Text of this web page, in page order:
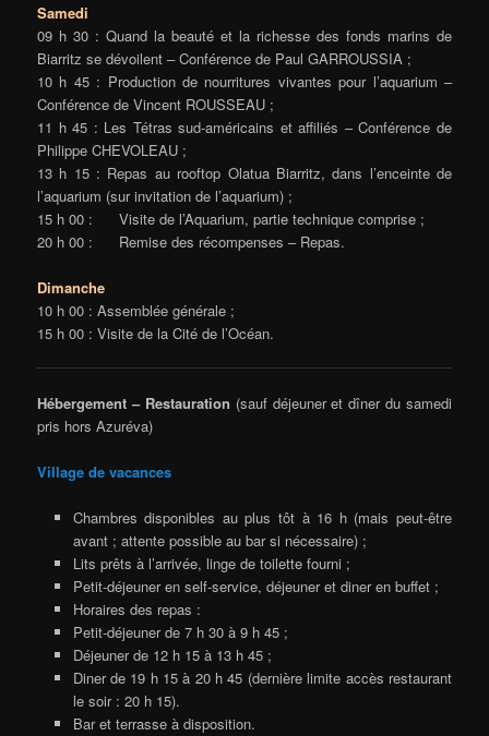
Samedi
09 h 30 : Quand la beauté et la richesse des fonds marins de
Biarritz se dévoilent – Conférence de Paul GARROUSSIA ;
10 h 45 : Production de nourritures vivantes pour l’aquarium –
Conférence de Vincent ROUSSEAU ;
11 h 45 : Les Tétras sud-américains et affiliés – Conférence de
Philippe CHEVOLEAU ;
13 h 15 : Repas au rooftop Olatua Biarritz, dans l’enceinte de
l’aquarium (sur invitation de l’aquarium) ;
15 h 00 : Visite de l’Aquarium, partie technique comprise ;
20 h 00 : Remise des récompenses – Repas.
Dimanche
10 h 00 : Assemblée générale ;
15 h 00 : Visite de la Cité de l’Océan.
Hébergement – Restauration (sauf déjeuner et dîner du samedi
pris hors Azuréva)
Village de vacances
Chambres disponibles au plus tôt à 16 h (mais peut-être
avant ; attente possible au bar si nécessaire) ;
Lits prêts à l’arrivée, linge de toilette fourni ;
Petit-déjeuner en self-service, déjeuner et diner en buffet ;
Horaires des repas :
Petit-déjeuner de 7 h 30 à 9 h 45 ;
Déjeuner de 12 h 15 à 13 h 45 ;
Diner de 19 h 15 à 20 h 45 (dernière limite accès restaurant
le soir : 20 h 15).
Bar et terrasse à disposition.